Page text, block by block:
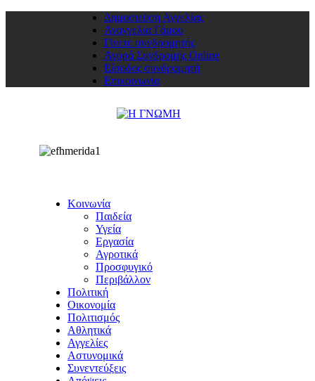
Δημοσιεύση Αγγελίας
Αναγγελία Γάμου
Γίνετε συνδρομητής
Αγορά Συνδρομής Online
Είσοδος συνδρομητή
Επικοινωνία
Κοινωνία
Παιδεία
Υγεία
Εργασία
Αγροτικά
Προσφυγικό
Περιβάλλον
Πολιτική
Οικονομία
Πολιτισμός
Αθλητικά
Αγγελίες
Αστυνομικά
Συνεντεύξεις